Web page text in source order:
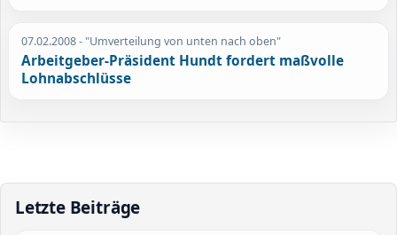
07.02.2008- "Umverteilung von unten nach oben"
Arbeitgeber-Präsident Hundt fordert maßvolle
Lohnabschlüsse
Letzte Beiträge